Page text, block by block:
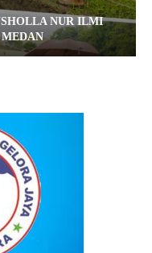
NUR ILMI